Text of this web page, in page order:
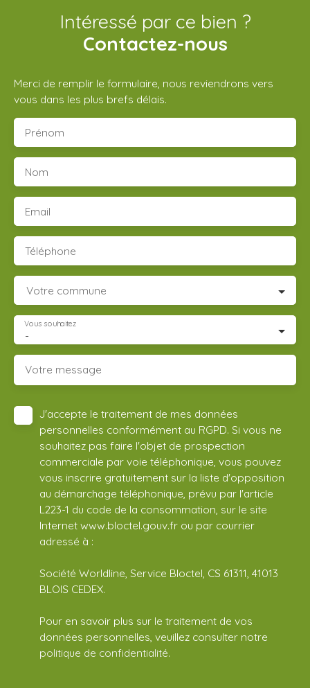
Intéressé par ce bien ?
Contactez-nous
Merci de remplir le formulaire, nous reviendrons vers
vous dans les plus brefs délais.
Prénom
Nom
Email
Téléphone
Votre commune
-
Vous souhaitez
Votre message
J'accepte le traitement de mes données
personnelles conformément au RGPD. Si vous ne
souhaitez pas faire l'objet de prospection
commerciale par voie téléphonique, vous pouvez
vous inscrire gratuitement sur la liste d'opposition
au démarchage téléphonique, prévu par l'article
L223-1 du code de la consommation, sur le site
Internet www.bloctel.gouv.fr ou par courrier
adressé à :
Société Worldline, Service Bloctel, CS 61311, 41013
BLOIS CEDEX.
Pour en savoir plus sur le traitement de vos
données personnelles, veuillez consulter notre
politique de confidentialité.